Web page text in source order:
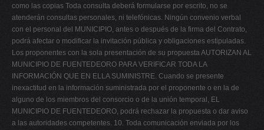
como las copias Toda consulta deberá formularse por escrito, no se
atenderán consultas personales, ni telefónicas. Ningún convenio verbal
con el personal del MUNICIPIO, antes o después de la firma del Contrato,
podrá afectar o modificar la invitación pública y obligaciones estipuladas.
Los proponentes con la sola presentación de su propuesta AUTORIZAN AL
MUNICIPIO DE FUENTEDEORO PARA VERIFICAR TODA LA
INFORMACIÓN QUE EN ELLA SUMINISTRE. Cuando se presente
inexactitud en la información suministrada por el proponente o en la de
alguno de los miembros del consorcio o de la unión temporal, EL
MUNICIPIO DE FUENTEDEORO, podrá rechazar la propuesta o dar aviso
a las autoridades competentes. 10. Toda comunicación enviada por los